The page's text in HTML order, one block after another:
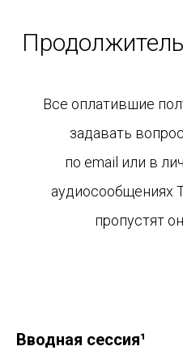
Все оплатившие
задавать
по email или в
аудиосообщениях
пропустят
Вводная сессия¹